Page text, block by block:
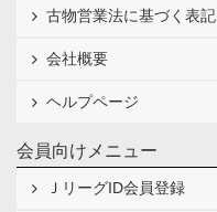
古物営業法に基づく表記
会社概要
ヘルプページ
会員向けメニュー
ＪリーグID会員登録